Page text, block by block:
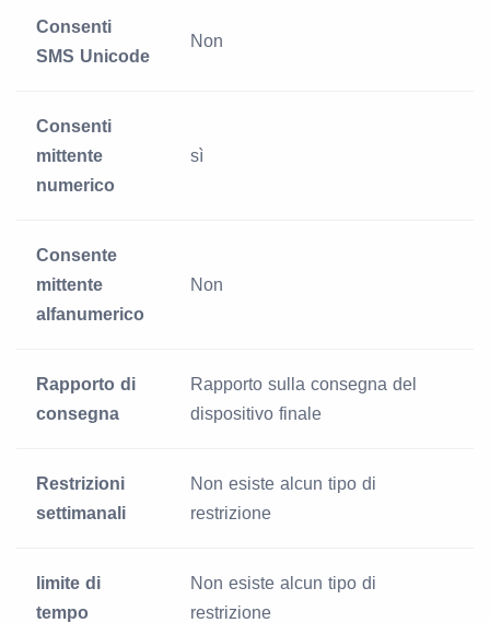
Consenti
SMS Unicode
Non
Consenti
mittente
numerico
sì
Consente
mittente
alfanumerico
Non
Rapporto di
consegna
Rapporto sulla consegna del
dispositivo finale
Restrizioni
settimanali
Non esiste alcun tipo di
restrizione
limite di
tempo
Non esiste alcun tipo di
restrizione